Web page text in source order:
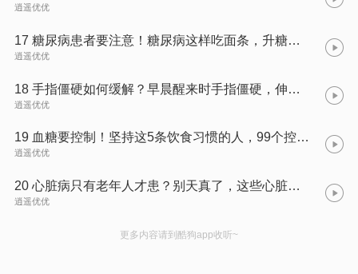
逍遥优优
17 糖尿病患者要注意！糖尿病这样吃面条，升糖速度超快！
逍遥优优
18 手指僵硬如何缓解？早晨醒来时手指僵硬，伸屈困难，暗示哪些病找上门了？
逍遥优优
19 血糖要控制！坚持这5条饮食习惯的人，99个控住高血糖，你愿意做第100人吗？
逍遥优优
20 心脏病只有老年人才患？别天真了，这些心脏病年轻人也会得！
逍遥优优
更多内容请到酷狗app收听~